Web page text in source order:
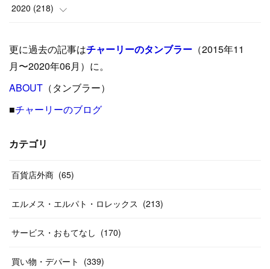
( 5 )
( 15
(24)
(8 )
(17
(12)
(17)
)
(12)
19)
(13
(14)
(35)
(33 )
(26)
27)
(29
(24)
(26
(37)
(31)
(31)
31
(26
(20)
(14
(46
(9)
(39)
( 23)
40
(55
(38)
(20
(31
58)
2020 (218)
(24)
( 42)
(33
(46)
(20
更に過去の記事はチャーリーのタンブラー （2015年11
月〜2020年06月）に。
ABOUT （タンブラー）
■チャーリーのブログ
カテゴリ
百貨店外商 (65)
エルメス・エルパト・ロレックス (213)
サービス・おもてなし (170)
買い物・デパート (339)